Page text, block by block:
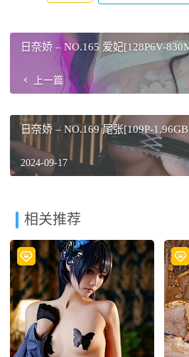
日奈娇 – NO.165 爱妃[128P6V-
上一篇
日奈娇 – NO.169 尾张[109P-
2024-09-17
相关推荐